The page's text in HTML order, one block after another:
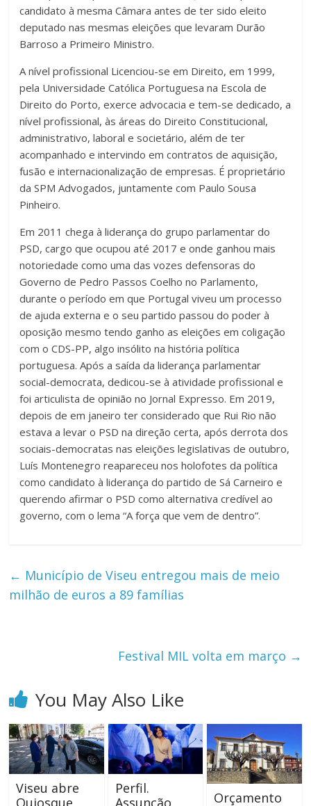
candidato à mesma Câmara antes de ter sido eleito
deputado nas mesmas eleições que levaram Durão
Barroso a Primeiro Ministro.
A nível profissional Licenciou-se em Direito, em 1999,
pela Universidade Católica Portuguesa na Escola de
Direito do Porto, exerce advocacia e tem-se dedicado, a
nível profissional, às áreas do Direito Constitucional,
administrativo, laboral e societário, além de ter
acompanhado e intervindo em contratos de aquisição,
fusão e internacionalização de empresas. É proprietário
da SPM Advogados, juntamente com Paulo Sousa
Pinheiro.
Em 2011 chega à liderança do grupo parlamentar do
PSD, cargo que ocupou até 2017 e onde ganhou mais
notoriedade como uma das vozes defensoras do
Governo de Pedro Passos Coelho no Parlamento,
durante o período em que Portugal viveu um processo
de ajuda externa e o seu partido passou do poder à
oposição mesmo tendo ganho as eleições em coligação
com o CDS-PP, algo insólito na história política
portuguesa. Após a saída da liderança parlamentar
social-democrata, dedicou-se à atividade profissional e
foi articulista de opinião no Jornal Expresso. Em 2019,
depois de em janeiro ter considerado que Rui Rio não
estava a levar o PSD na direção certa, após derrota dos
sociais-democratas nas eleições legislativas de outubro,
Luís Montenegro reapareceu nos holofotes da política
como candidato à liderança do partido de Sá Carneiro e
querendo afirmar o PSD como alternativa credível ao
governo, com o lema “A força que vem de dentro”.
← Município de Viseu entregou mais de meio
milhão de euros a 89 famílias
Festival MIL volta em março →
You May Also Like
Viseu abre
Quiosque
Perfil.
Assunção
Orçamento